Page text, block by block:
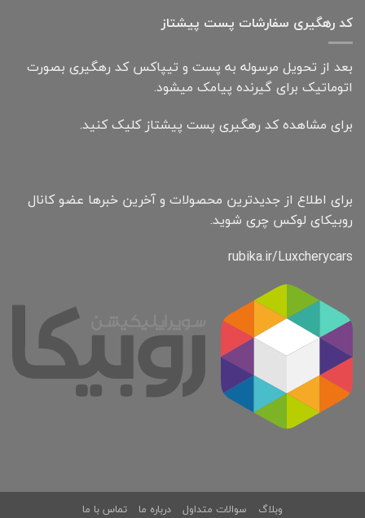
کد رهگیری سفارشات پست پیشتاز
بعد از تحویل مرسوله به پست و تیپاکس کد رهگیری بصورت
اتوماتیک برای گیرنده پیامک میشود.
برای مشاهده کد رهگیری پست پیشتاز کلیک کنید.
برای اطلاع از جدیدترین محصولات و آخرین خبرها عضو کانال
روبیکای لوکس چری شوید.
rubika.ir/Luxcherycars
وبلاگ سوالات متداول درباره ما تماس با ما